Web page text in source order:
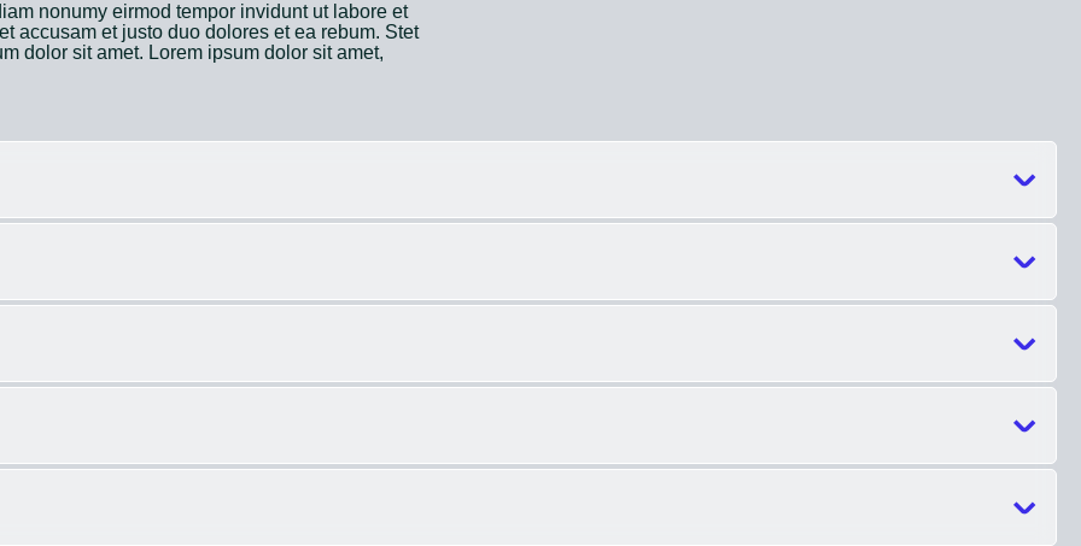
nonumy eirmod tempor invidunt ut labore et
accusam et justo duo dolores et ea rebum. Stet
dolor sit amet. Lorem ipsum dolor sit amet,